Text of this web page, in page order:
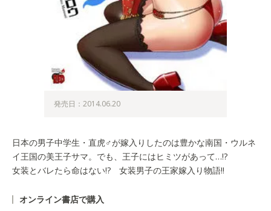
発売日：2014.06.20
日本の男子中学生・直虎♂が嫁入りしたのは豊かな南国・ウルネ
イ王国の美王子サマ。でも、王子にはヒミツがあって…!?
女装とバレたら命はない!? 女装男子の王家嫁入り物語!!
オンライン書店で購入